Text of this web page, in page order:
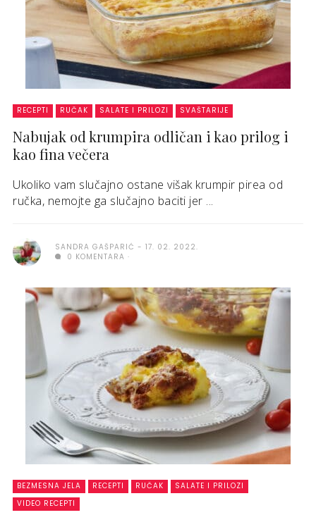
RECEPTI RUČAK SALATE I PRILOZI SVAŠTARIJE
Nabujak od krumpira odličan i kao prilog i
kao fina večera
Ukoliko vam slučajno ostane višak krumpir pirea od
ručka, nemojte ga slučajno baciti jer ...
SANDRA GAŠPARIĆ
17. 02. 2022.
0 KOMENTARA
BEZMESNA JELA RECEPTI RUČAK
SALATE I PRILOZI
VIDEO RECEPTI